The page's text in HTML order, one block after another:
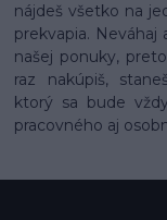
nájdeš všetko na
prekvapia. Neváhaj
našej ponuky,
raz nakúpiš,
ktorý sa bude
pracovného aj